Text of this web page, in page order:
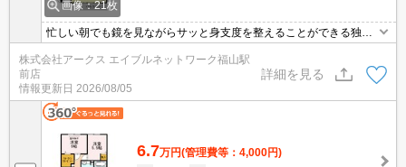
画像：21枚
忙しい朝でも鏡を見ながらサッと身支度を整えることができる独立
洗面台を備えております。収納はシューズボックス・ウォークイン
クロゼット・全居室収納などが備え付けられているので、衣類や日
用品の収納に重宝します。知らない来訪者が来てもインターホン越
しに確認できるので防犯対策につながります。居住者用の駐輪場が
付いている物件です。
株式会社アークス エイブルネットワーク福山駅
前店
情報更新日 2026/08/05
詳細を見る
6.7万円(管理費等：4,000円)